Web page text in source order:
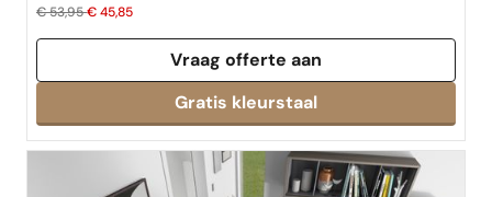
€ 53,95€ 45,85
Vraag offerte aan